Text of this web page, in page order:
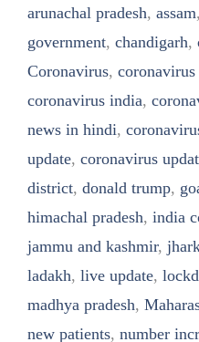
arunachal pradesh, assam,
government, chandigarh,
Coronavirus, coronavirus
coronavirus india,
news in hindi,
update, coronavirus
district, donald trump,
himachal pradesh, india
jammu and kashmir,
ladakh, live update,
madhya pradesh,
new patients, number